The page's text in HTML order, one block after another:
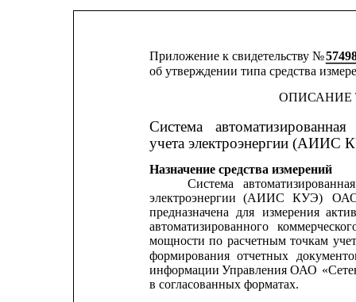
Приложение к свидетельству №
об утверждении типа средства
ОПИСАНИЕ
Система
автоматизированная
учета электроэнергии
Назначение средства измерений
Система
автоматизированная
электроэнергии (АИИС КУЭ)
предназначена
для измерения
автоматизированного
мощности по расчетным точкам
формирования отчетных
информации Управления ОАО
в согласованных форматах.